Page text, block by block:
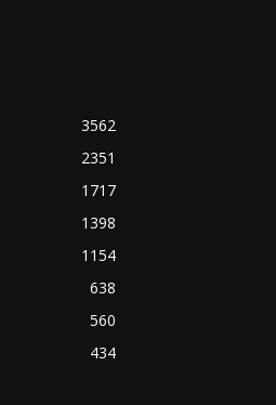
3562
2351
1717
1398
1154
638
560
434